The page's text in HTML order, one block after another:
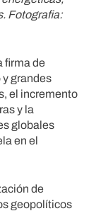
Fotografia:
firma de
grandes
el incremento
y la
globales
en el
de
geopolíticos